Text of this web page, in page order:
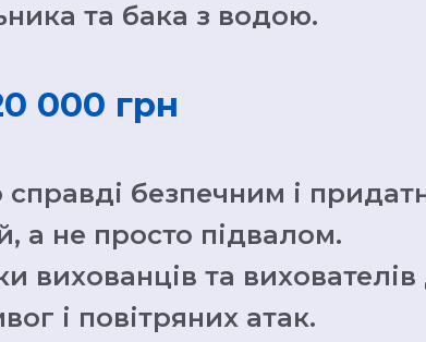
та бака з водою.
000 грн
безпечним і
а не просто підвалом.
вихованців та
і повітряних атак.